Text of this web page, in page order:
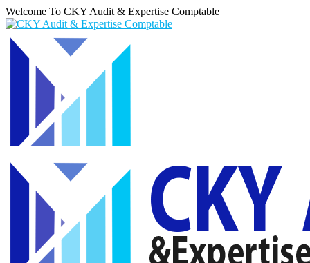
Welcome To CKY Audit & Expertise Comptable